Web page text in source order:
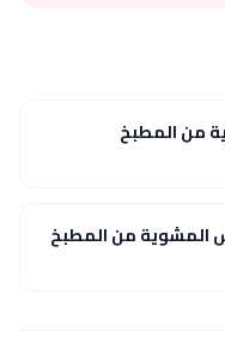
من المطبخ
من المطبخ